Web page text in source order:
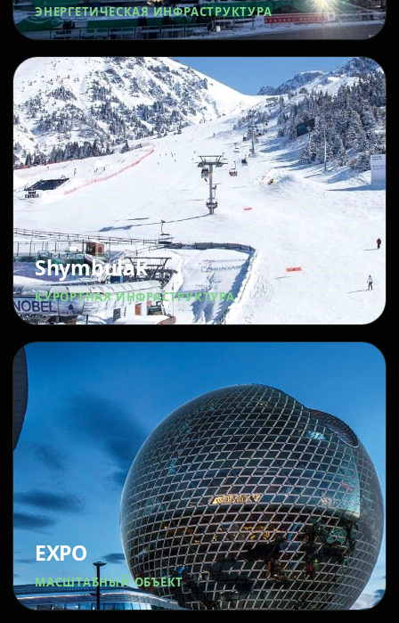
ЭНЕРГЕТИЧЕСКАЯ ИНФРАСТРУКТУРА
Shymbulak
КУРОРТНАЯ ИНФРАСТРУКТУРА
EXPO
МАСШТАБНЫЙ ОБЪЕКТ